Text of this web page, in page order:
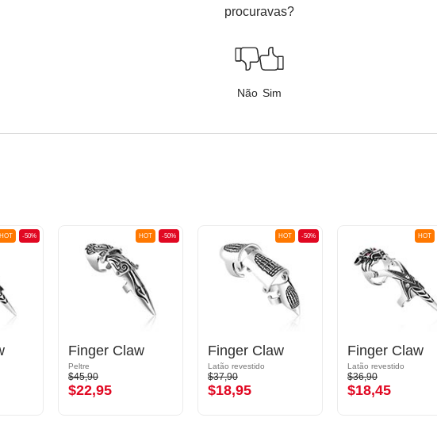
procuravas?
Não Sim
-50%
HOT -50%
HOT
Finger Claw
Peltre
$45,90
$22,95
-50%
HOT
Finger Claw
Latão revestido
$37,90
$18,95
HOT
Finger Claw
Latão revestido
$36,90
$18,45